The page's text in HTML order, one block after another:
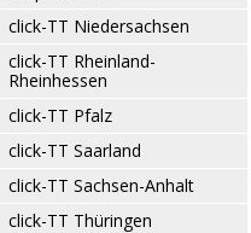
click-TT Niedersachsen
click-TT Rheinland-
Rheinhessen
click-TT Pfalz
click-TT Saarland
click-TT Sachsen-Anhalt
click-TT Thüringen